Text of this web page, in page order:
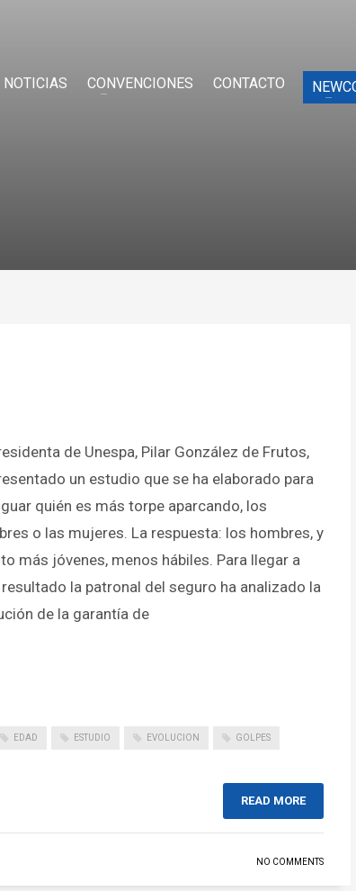
NOTICIAS CONVENCIONES CONTACTO
de Unespa, Pilar González de Frutos,
un estudio que se ha elaborado para
quién es más torpe aparcando, los
o las mujeres. La respuesta: los hombres, y
más jóvenes, menos hábiles. Para llegar a
la patronal del seguro ha analizado la
de la garantía de
EDAD ESTUDIO EVOLUCION GOLPES
READ MORE
NO COMMENTS